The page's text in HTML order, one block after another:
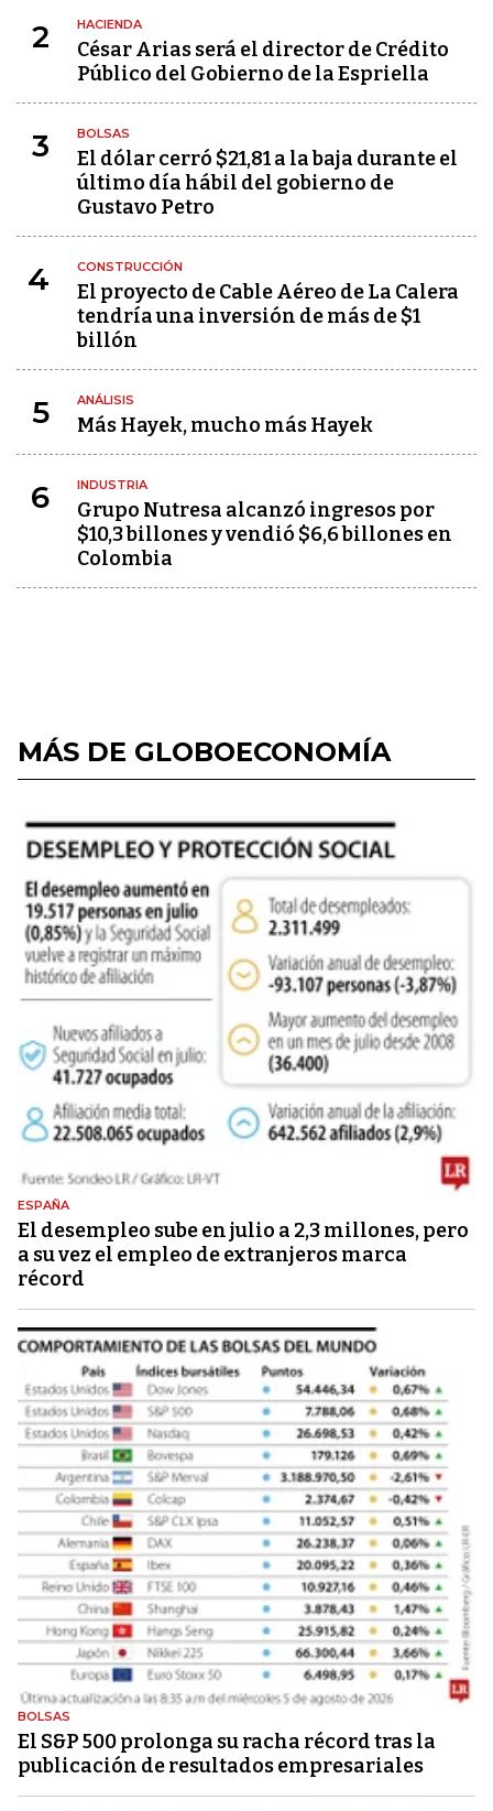
2 HACIENDA
César Arias será el director de Crédito
Público del Gobierno de la Espriella
3 BOLSAS
El dólar cerró $21,81 a la baja durante el
último día hábil del gobierno de
Gustavo Petro
4 CONSTRUCCIÓN
El proyecto de Cable Aéreo de La Calera
tendría una inversión de más de $1
billón
5 ANÁLISIS
Más Hayek, mucho más Hayek
6 INDUSTRIA
Grupo Nutresa alcanzó ingresos por
$10,3 billones y vendió $6,6 billones en
Colombia
MÁS DE GLOBOECONOMÍA
ESPAÑA
El desempleo sube en julio a 2,3 millones, pero
a su vez el empleo de extranjeros marca
récord
BOLSAS
El S&P 500 prolonga su racha récord tras la
publicación de resultados empresariales